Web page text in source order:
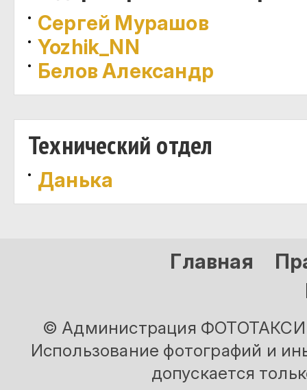
Сергей Мурашов
Yozhik_NN
Белов Александр
Технический отдел
Данька
Главная
© Администрация ФОТОТАКСИ
Использование фотографий и
допускается